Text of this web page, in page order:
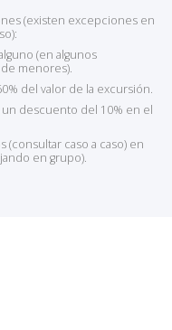
(existen excepciones en
(en algunos
menores).
del valor de la excursión.
un descuento del 10% en el
caso a caso) en
en grupo).